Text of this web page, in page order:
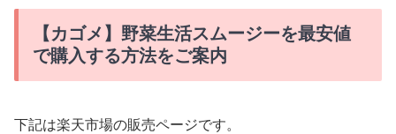
【カゴメ】野菜生活スムージーを最安値
で購入する方法をご案内
下記は楽天市場の販売ページです。